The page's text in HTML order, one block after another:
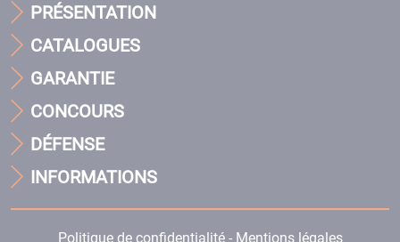
PRÉSENTATION
CATALOGUES
GARANTIE
CONCOURS
DÉFENSE
INFORMATIONS
Politique de confidentialité - Mentions légales